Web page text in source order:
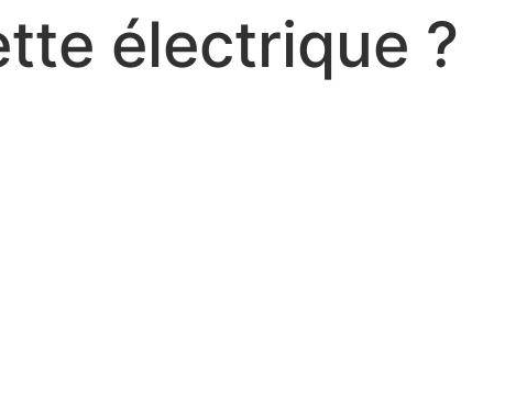
électrique ?